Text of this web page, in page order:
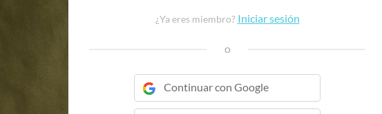
¿Ya eres miembro? Iniciar sesión
o
Continuar con Google